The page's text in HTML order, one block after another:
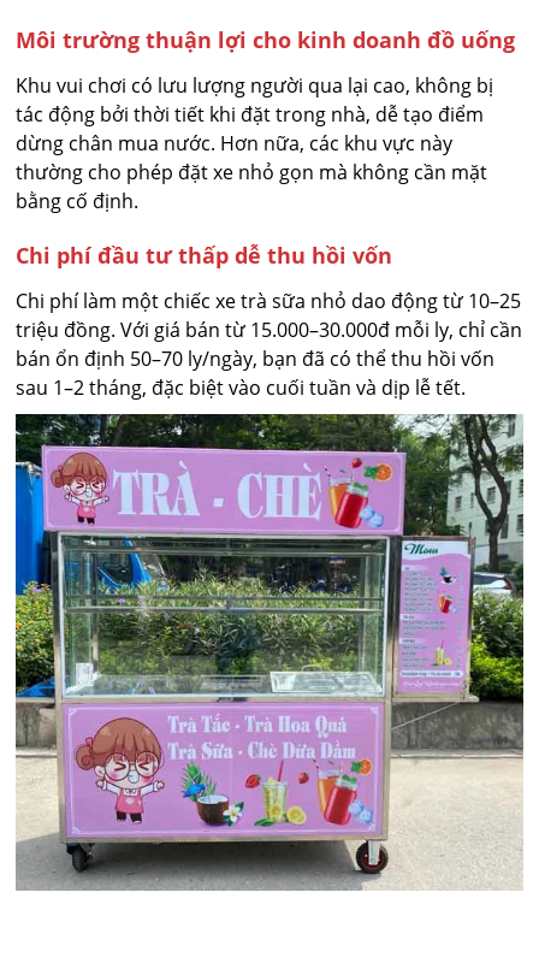
Môi trường thuận lợi cho kinh doanh đồ uống
Khu vui chơi có lưu lượng người qua lại cao, không bị
tác động bởi thời tiết khi đặt trong nhà, dễ tạo điểm
dừng chân mua nước. Hơn nữa, các khu vực này
thường cho phép đặt xe nhỏ gọn mà không cần mặt
bằng cố định.
Chi phí đầu tư thấp dễ thu hồi vốn
Chi phí làm một chiếc xe trà sữa nhỏ dao động từ 10–25
triệu đồng. Với giá bán từ 15.000–30.000đ mỗi ly, chỉ cần
bán ổn định 50–70 ly/ngày, bạn đã có thể thu hồi vốn
sau 1–2 tháng, đặc biệt vào cuối tuần và dịp lễ tết.